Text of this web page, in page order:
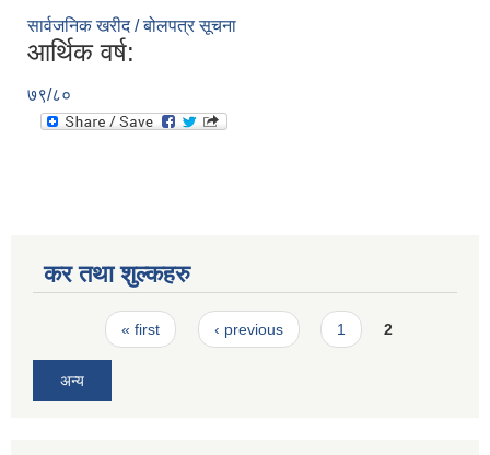
सार्वजनिक खरीद / बोलपत्र सूचना
आर्थिक वर्ष:
७९/८०
कर तथा शुल्कहरु
Pages« first ‹ previous 1 2
अन्य